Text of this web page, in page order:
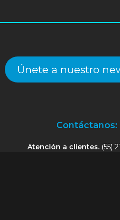
Únete a nuestro
Contáctanos:
Atención a clientes. (55)